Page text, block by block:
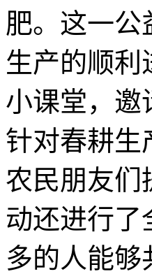
肥。这一公
生产的顺利
小课堂，邀
针对春耕生
农民朋友们
动还进行了
多的人能够